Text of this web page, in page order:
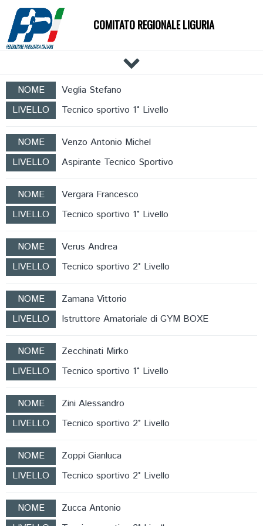
COMITATO REGIONALE LIGURIA
NEWS
PALESTRE
ATLETI
EVENTI
CARTE FEDERALI
FORMAZIONE
NOME
Veglia Stefano
LIVELLO
Tecnico sportivo 1° Livello
NOME
Venzo Antonio Michel
LIVELLO
Aspirante Tecnico Sportivo
NOME
Vergara Francesco
LIVELLO
Tecnico sportivo 1° Livello
NOME
Verus Andrea
LIVELLO
Tecnico sportivo 2° Livello
NOME
Zamana Vittorio
LIVELLO
Istruttore Amatoriale di GYM BOXE
NOME
Zecchinati Mirko
LIVELLO
Tecnico sportivo 1° Livello
NOME
Zini Alessandro
LIVELLO
Tecnico sportivo 2° Livello
NOME
Zoppi Gianluca
LIVELLO
Tecnico sportivo 2° Livello
NOME
Zucca Antonio